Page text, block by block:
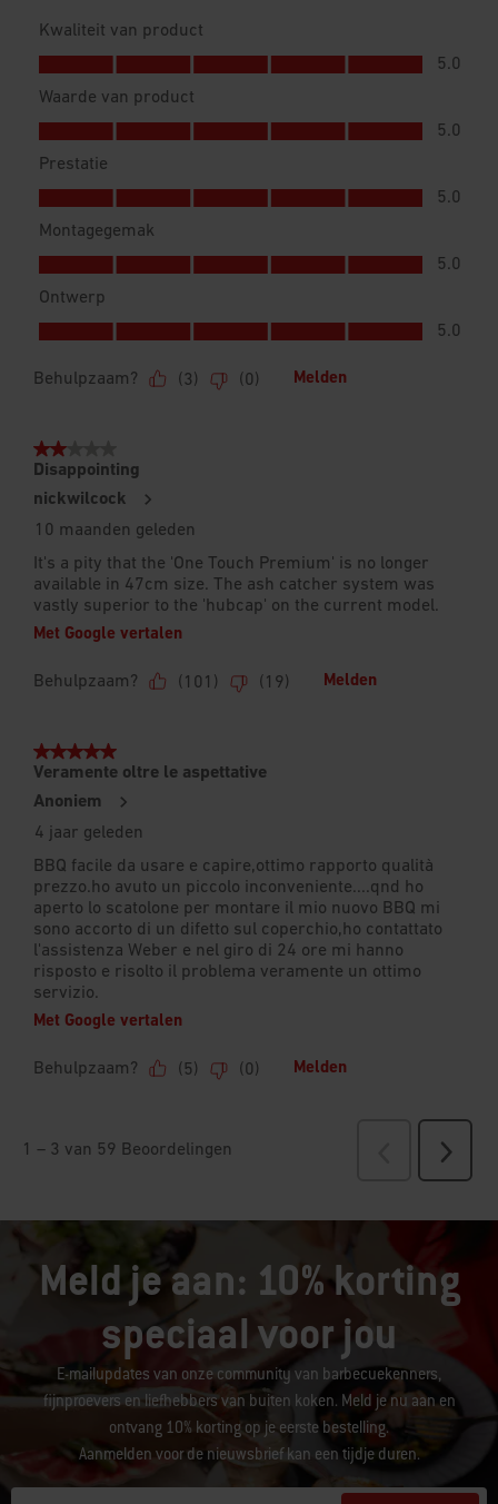
Meld je aan: 10% korting
speciaal voor jou
E-mailupdates van onze community van barbecuekenners,
fijnproevers en liefhebbers van buiten koken. Meld je nu aan en
ontvang 10% korting op je eerste bestelling.
Aanmelden voor de nieuwsbrief kan een tijdje duren.